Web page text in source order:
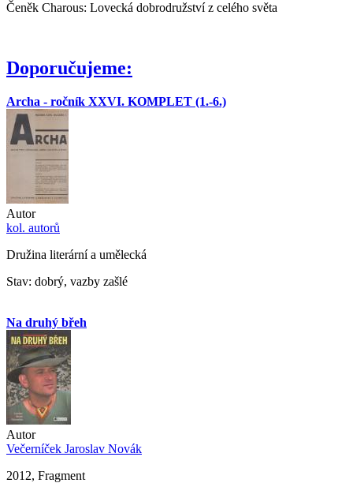
Čeněk Charous: Lovecká dobrodružství z celého světa
Doporučujeme:
Archa - ročník XXVI. KOMPLET (1.-6.)
Autor
kol. autorů
Družina literární a umělecká
Stav: dobrý, vazby zašlé
Na druhý břeh
Autor
Večerníček Jaroslav Novák
2012, Fragment